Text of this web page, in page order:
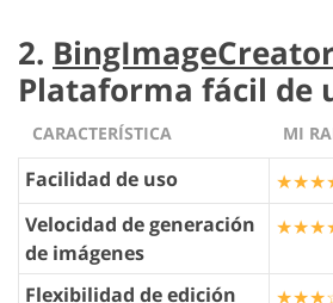
2.
Plataforma fácil de
CARACTERÍSTICA MI
Facilidad de uso
Velocidad de generación
de imágenes
Flexibilidad de edición